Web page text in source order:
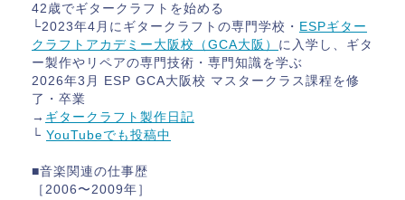
42歳でギタークラフトを始める
└2023年4月にギタークラフトの専門学校・ ESPギター
クラフトアカデミー大阪校（GCA大阪） に入学し、ギタ
ー製作やリペアの専門技術・専門知識を学ぶ
2026年3月 ESP GCA大阪校 マスタークラス課程を修
了・卒業
→ ギタークラフト製作日記
└ YouTubeでも投稿中
■音楽関連の仕事歴
［2006〜2009年］